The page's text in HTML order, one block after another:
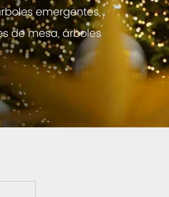
emergentes,
de mesa, árboles